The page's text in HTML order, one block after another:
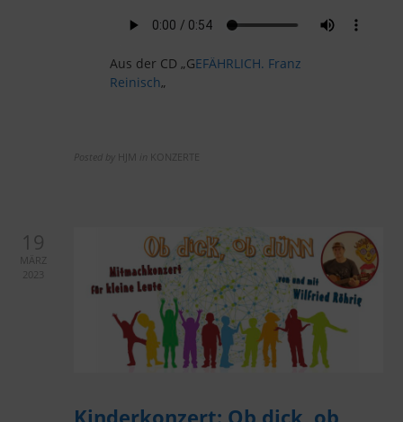
Aus der CD „GEFÄHRLICH. Franz
Reinisch„
Posted by HJM in KONZERTE
19
MÄRZ
2023